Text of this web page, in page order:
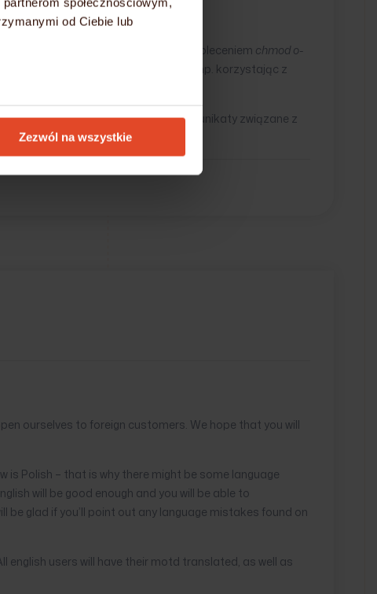
od Ciebie lub
Zezwól na wszystkie
httpd. Usuwając te uprawnienia (poleceniem chmod o-
we własnym zakresie (np. korzystając z
których będą m.in. pokazywane komunikaty związane z
ourselves to foreign customers. We hope that you will
is Polish – that is why there might be some language
will be good enough and you will be able to
be glad if you’ll point out any language mistakes found on
english users will have their motd translated, as well as